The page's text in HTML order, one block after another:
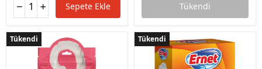
Sepete Ekle Tükendi
Tükendi
Tükendi Tükendi
Tükendi